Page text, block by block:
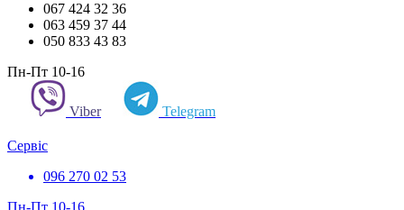
067 424 32 36
063 459 37 44
050 833 43 83
Пн-Пт 10-16
Viber Telegram
Сервіс
096 270 02 53
Пн-Пт 10-16